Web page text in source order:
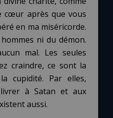
cœur après que vous
en ma miséricorde.
ni du démon.
mal. Les seules
craindre, ce sont la
cupidité. Par elles,
à Satan et aux
aussi.